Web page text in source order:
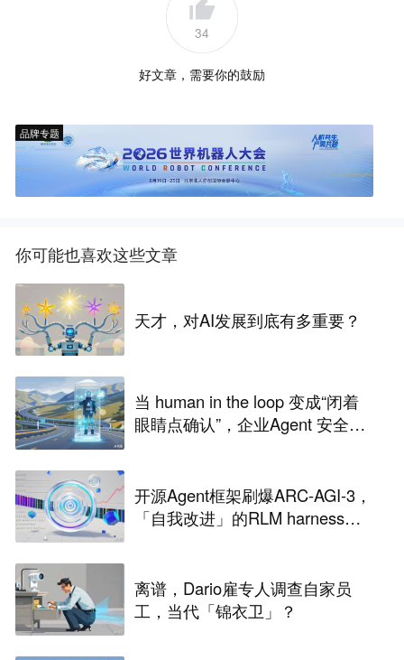
34
好文章，需要你的鼓励
品牌专题
你可能也喜欢这些文章
天才，对AI发展到底有多重要？
当 human in the loop 变成“闭着
眼睛点确认”，企业Agent 安全还
开源Agent框架刷爆ARC-AGI-3，
「自我改进」的RLM harness引
离谱，Dario雇专人调查自家员
工，当代「锦衣卫」？